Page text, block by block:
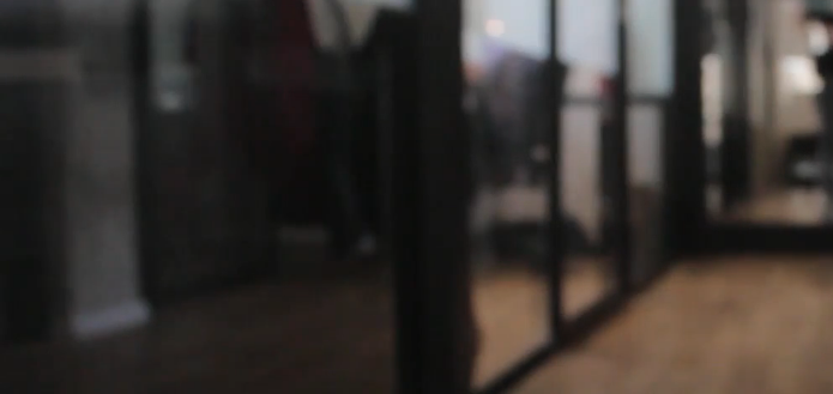
新潟のデザイン事務所
＋.DESIGNについて デザインできること ホームページデザイン・